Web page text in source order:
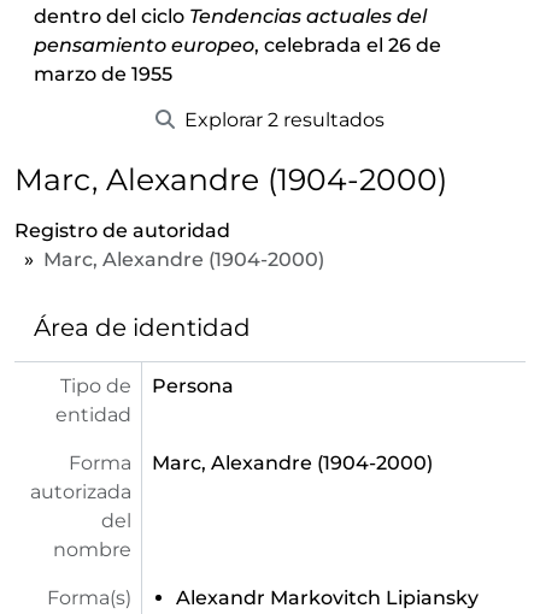
dentro del ciclo Tendencias actuales del
pensamiento europeo, celebrada el 26 de
marzo de 1955
Explorar 2 resultados
Marc, Alexandre (1904-2000)
Registro de autoridad
Marc, Alexandre (1904-2000)
Área de identidad
Tipo de
entidad
Persona
Forma
autorizada
del
nombre
Marc, Alexandre (1904-2000)
Forma(s)
Alexandr Markovitch Lipiansky